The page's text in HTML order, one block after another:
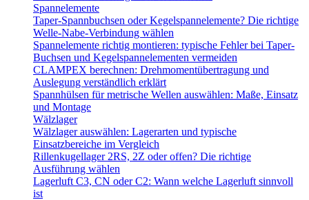
Spannelemente
Taper-Spannbuchsen oder Kegelspannelemente? Die richtige
Welle-Nabe-Verbindung wählen
Spannelemente richtig montieren: typische Fehler bei Taper-
Buchsen und Kegelspannelementen vermeiden
CLAMPEX berechnen: Drehmomentübertragung und
Auslegung verständlich erklärt
Spannhülsen für metrische Wellen auswählen: Maße, Einsatz
und Montage
Wälzlager
Wälzlager auswählen: Lagerarten und typische
Einsatzbereiche im Vergleich
Rillenkugellager 2RS, 2Z oder offen? Die richtige
Ausführung wählen
Lagerluft C3, CN oder C2: Wann welche Lagerluft sinnvoll
ist